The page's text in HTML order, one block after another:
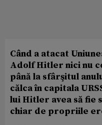
Când a atacat
Adolf Hitler nici nu
până la sfârşitul
călca în capitala
lui Hitler avea să fie
chiar de propriile